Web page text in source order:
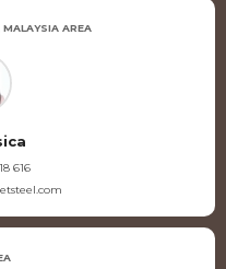
MALAYSIA AREA
616